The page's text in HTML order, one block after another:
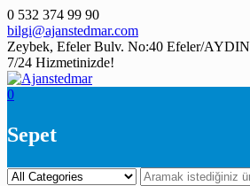
Skip
to
content
0 532 374 99 90
bilgi@ajanstedmar.com
Zeybek, Efeler Bulv. No:40 Efeler/AYDIN
7/24 Hizmetinizde!
0
Sepet